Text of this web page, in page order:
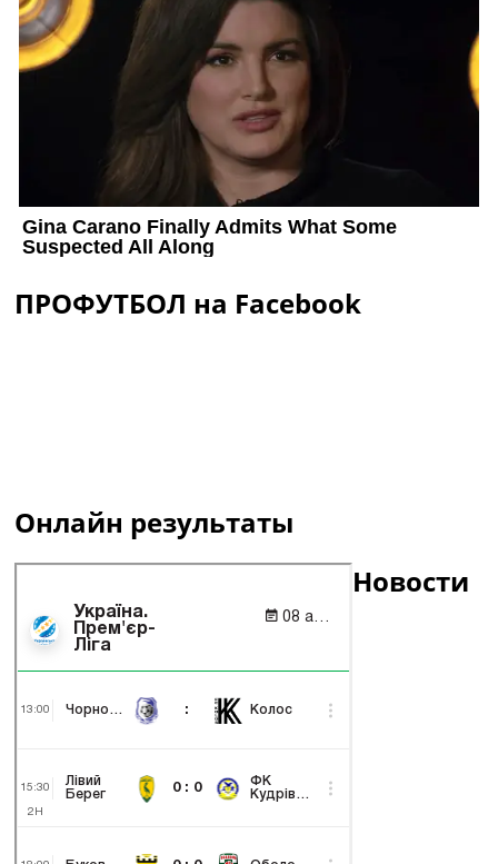
ПРОФУТБОЛ на Facebook
Онлайн результаты
Новости